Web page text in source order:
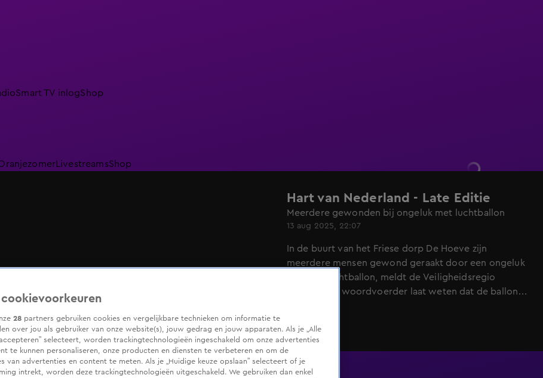
Smart TV inlogShop
LivestreamsShop
Hart van Nederland - Late Editie
Meerdere gewonden bij ongeluk met luchtballon
13 aug 2025, 22:07
In de buurt van het Friese dorp De Hoeve zijn
meerdere mensen gewond geraakt door een ongeluk
met een luchtballon, meldt de Veiligheidsregio
Fryslân. Een woordvoerder laat weten dat de ballon
hij nog niet.
28 partners gebruiken cookies en vergelijkbare technieken om informatie te
over jou als gebruiker van onze website(s), jouw gedrag en jouw apparaten. Als je „Alle
selecteert, worden trackingtechnologieën ingeschakeld om onze advertenties
te kunnen personaliseren, onze producten en diensten te verbeteren en om de
van advertenties en content te meten. Als je „Huidige keuze opslaan” selecteert of je
intrekt, worden deze trackingtechnologieën uitgeschakeld. We gebruiken dan enkel